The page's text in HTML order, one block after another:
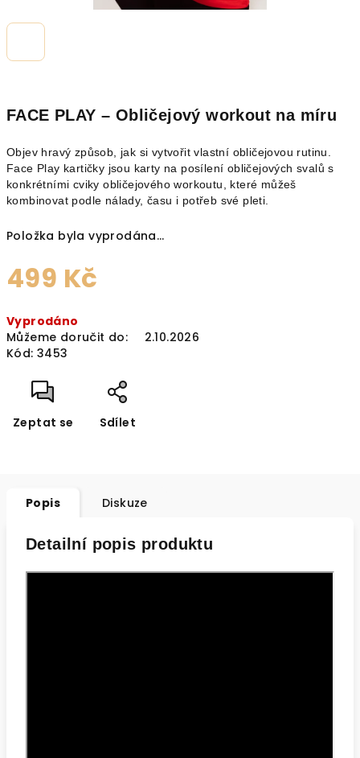
FACE PLAY – Obličejový workout na míru
Objev hravý způsob, jak si vytvořit vlastní obličejovou rutinu.
Face Play kartičky jsou karty na posílení obličejových svalů s
konkrétními cviky obličejového workoutu, které můžeš
kombinovat podle nálady, času i potřeb své pleti.
Položka byla vyprodána…
499 Kč
cena:
Vyprodáno
Můžeme doručit do:
2.10.2026
Kód: 3453
Zeptat se Sdílet
Popis Diskuze
Detailní popis produktu